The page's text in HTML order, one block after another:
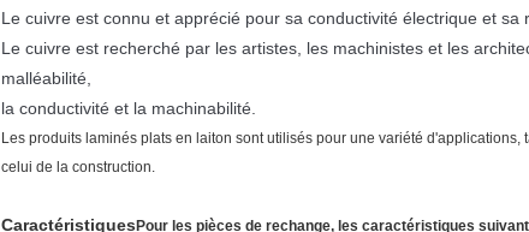
Le cuivre est connu et apprécié pour sa conductivité électrique et sa
Le cuivre est recherché par les artistes, les machinistes et les
malléabilité,
la conductivité et la machinabilité.
Les produits laminés plats en laiton sont utilisés pour une variété
celui de la construction.
Caractéristiques Pour les pièces de rechange, les caractéristiques